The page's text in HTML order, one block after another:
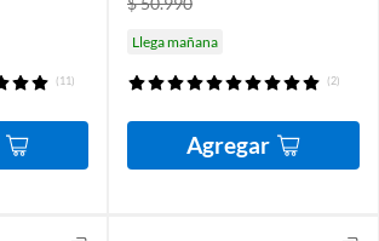
(11)
Llega mañana
(2)
Agregar